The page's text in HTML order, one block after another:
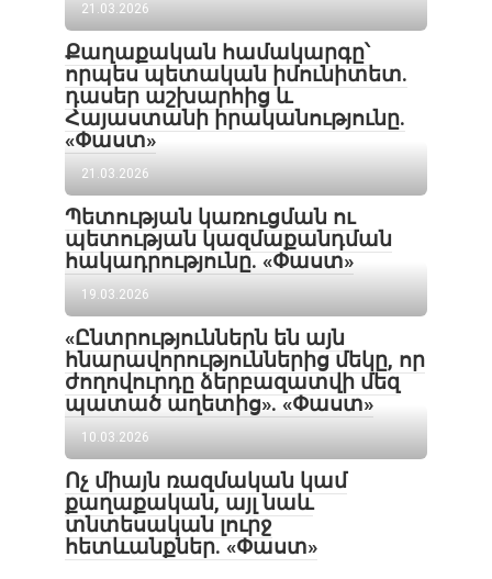
21.03.2026
Քաղաքական համակարգը՝
որպես պետական իմունիտետ.
դասեր աշխարհից և
Հայաստանի իրականությունը.
«Փաստ»
21.03.2026
Պետության կառուցման ու
պետության կազմաքանդման
հակադրությունը. «Փաստ»
19.03.2026
«Ընտրություններն են այն
հնարավորություններից մեկը, որ
ժողովուրդը ձերբազատվի մեզ
պատած աղետից». «Փաստ»
10.03.2026
Ոչ միայն ռազմական կամ
քաղաքական, այլ նաև
տնտեսական լուրջ
հետևանքներ. «Փաստ»